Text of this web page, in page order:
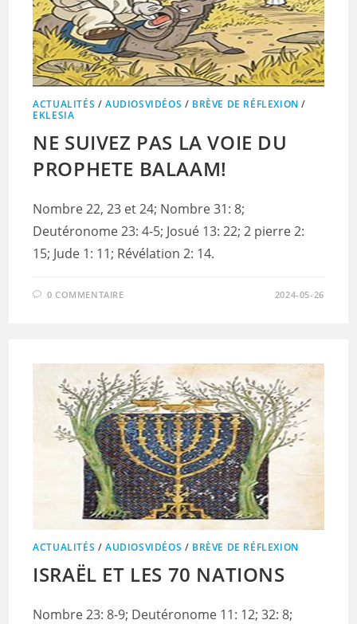
ACTUALITÉS /AUDIOSVIDÉOS / BRÈVE DE RÉFLEXION /
EKLESIA
NE SUIVEZ PAS LA VOIE DU
PROPHETE BALAAM!
Nombre 22, 23 et 24; Nombre 31: 8;
Deutéronome 23: 4-5; Josué 13: 22; 2 pierre 2:
15; Jude 1: 11; Révélation 2: 14.
0 COMMENTAIRE 2024-05-26
ACTUALITÉS /AUDIOSVIDÉOS / BRÈVE DE RÉFLEXION
ISRAËL ET LES 70 NATIONS
Nombre 23: 8-9; Deutéronome 11: 12; 32: 8;